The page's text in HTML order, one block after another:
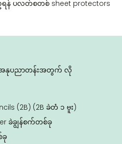
ရန် ပလတ်စတစ် sheet protectors
ျီ အနုပညာတန်းအတွက် လို
(2B) (2B ခဲတံ ၁ ဗူး)
ခဲချွန်စက်တစ်ခု
ခု